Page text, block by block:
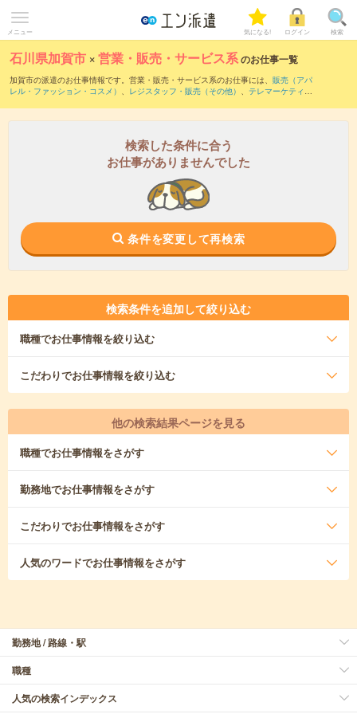
メニュー 気になる! ログイン 検索
石川県加賀市 ×営業・販売・サービス系のお仕事一覧
加賀市の派遣のお仕事情報です。営業・販売・サービス系のお仕事には、 販売（アパ
レル・ファッション・コスメ） 、 レジスタッフ・販売（その他） 、 テレマーケティン
検索した条件に合う
お仕事がありませんでした
条件を変更して再検索
検索条件を追加して絞り込む
職種でお仕事情報を絞り込む
こだわりでお仕事情報を絞り込む
他の検索結果ページを見る
職種でお仕事情報をさがす
勤務地でお仕事情報をさがす
こだわりでお仕事情報をさがす
人気のワードでお仕事情報をさがす
勤務地 / 路線・駅
職種
人気の検索インデックス